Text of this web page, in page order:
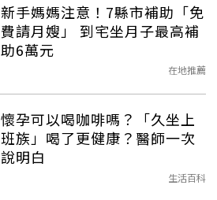
新手媽媽注意！7縣市補助「免
費請月嫂」 到宅坐月子最高補
助6萬元
在地推薦
懷孕可以喝咖啡嗎？「久坐上
班族」喝了更健康？醫師一次
說明白
生活百科